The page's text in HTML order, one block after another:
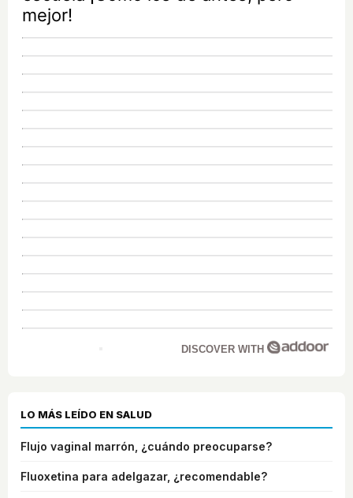
mejor!
DISCOVER WITH
LO MÁS LEÍDO EN SALUD
Flujo vaginal marrón, ¿cuándo preocuparse?
Fluoxetina para adelgazar, ¿recomendable?